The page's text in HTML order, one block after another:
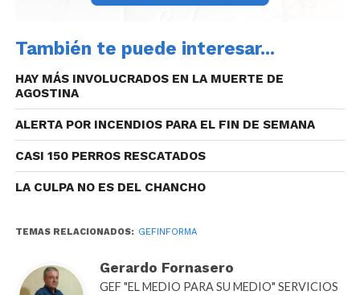
También te puede interesar...
HAY MÁS INVOLUCRADOS EN LA MUERTE DE
AGOSTINA
ALERTA POR INCENDIOS PARA EL FIN DE SEMANA
CASI 150 PERROS RESCATADOS
LA CULPA NO ES DEL CHANCHO
TEMAS RELACIONADOS: GEFINFORMA
Gerardo Fornasero
GEF "EL MEDIO PARA SU MEDIO" SERVICIOS